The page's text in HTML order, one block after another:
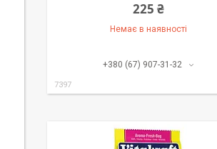
225 ₴
Немає в наявності
+380 (67) 907-31-32
7397